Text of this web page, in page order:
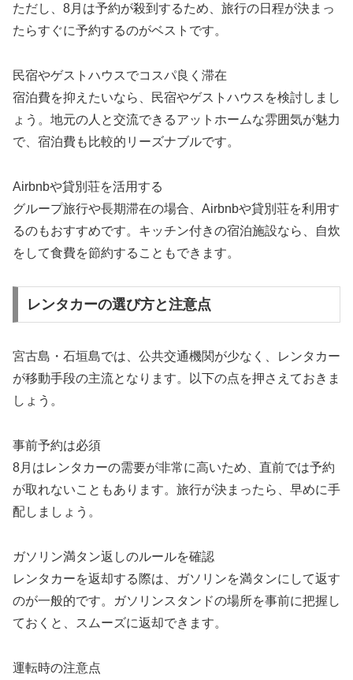
ただし、8月は予約が殺到するため、旅行の日程が決まっ
たらすぐに予約するのがベストです。
民宿やゲストハウスでコスパ良く滞在
宿泊費を抑えたいなら、民宿やゲストハウスを検討しまし
ょう。地元の人と交流できるアットホームな雰囲気が魅力
で、宿泊費も比較的リーズナブルです。
Airbnbや貸別荘を活用する
グループ旅行や長期滞在の場合、Airbnbや貸別荘を利用す
るのもおすすめです。キッチン付きの宿泊施設なら、自炊
をして食費を節約することもできます。
レンタカーの選び方と注意点
宮古島・石垣島では、公共交通機関が少なく、レンタカー
が移動手段の主流となります。以下の点を押さえておきま
しょう。
事前予約は必須
8月はレンタカーの需要が非常に高いため、直前では予約
が取れないこともあります。旅行が決まったら、早めに手
配しましょう。
ガソリン満タン返しのルールを確認
レンタカーを返却する際は、ガソリンを満タンにして返す
のが一般的です。ガソリンスタンドの場所を事前に把握し
ておくと、スムーズに返却できます。
運転時の注意点